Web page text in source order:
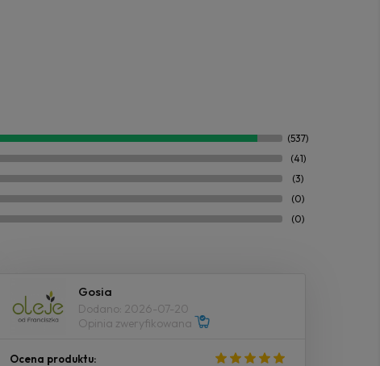
(537)
(41)
(3)
(0)
(0)
Gosia
Dodano: 2026-07-20
Opinia zweryfikowana
Ocena produktu: